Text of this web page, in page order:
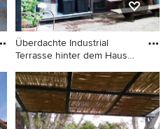
Überdachte Industrial
Terrasse hinter dem Haus
Überdachte Industrial
Terrasse hinter dem Haus mit
Outdoor-Küche in
Kopenhagen